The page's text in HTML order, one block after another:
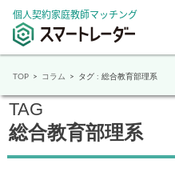
個人契約家庭教師マッチング
TOP コラム タグ : 総合教育部理系
TAG
総合教育部理系